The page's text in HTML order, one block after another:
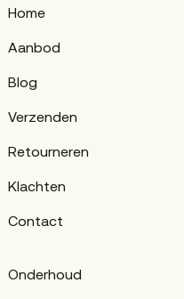
Home
Aanbod
Blog
Verzenden
Retourneren
Klachten
Contact
Onderhoud